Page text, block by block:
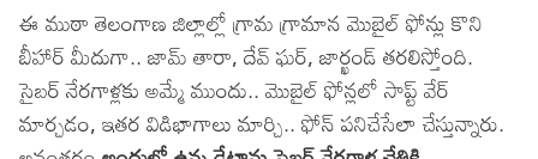
ఈ ముఠా తెలంగాణ జిల్లాల్లో గ్రామ గ్రామాన మొబైల్ ఫోన్లు కొని
బీహార్ మీదుగా.. జామ్ తారా, దేవ్ ఘర్, జార్ఖండ్ తరలిస్తోంది.
సైబర్ నేరగాళ్లకు అమ్మే ముందు.. మొబైల్ ఫోన్లలో సాప్ట్ వేర్
మార్చడం, ఇతర విడిభాగాలు మార్చి.. ఫోన్ పనిచేసేలా చేస్తున్నారు.